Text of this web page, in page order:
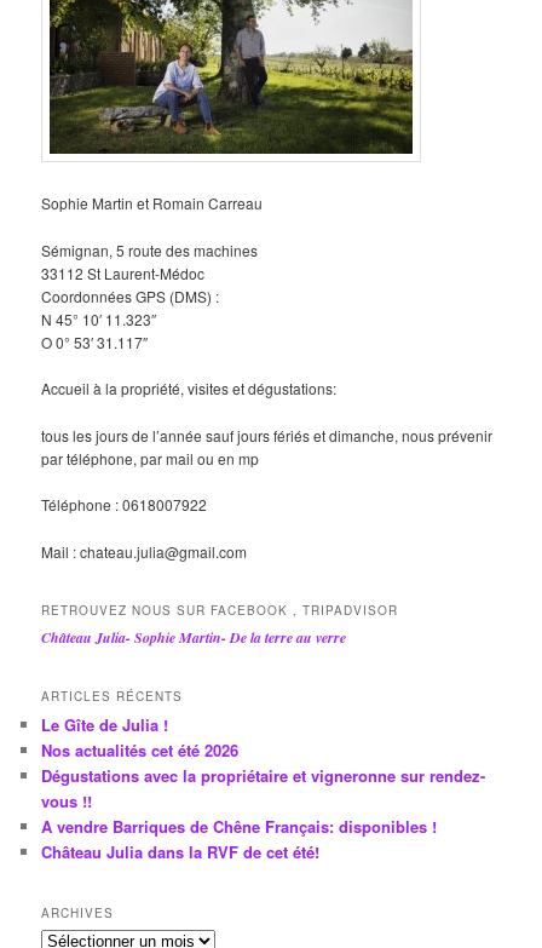
Sophie Martin et Romain Carreau
Sémignan, 5 route des machines
33112 St Laurent-Médoc
Coordonnées GPS (DMS) :
N 45° 10′ 11.323″
O 0° 53′ 31.117″
Accueil à la propriété, visites et dégustations:
tous les jours de l’année sauf jours fériés et dimanche, nous prévenir
par téléphone, par mail ou en mp
Téléphone : 0618007922
Mail : chateau.julia@gmail.com
RETROUVEZ NOUS SUR FACEBOOK , TRIPADVISOR
Château Julia- Sophie Martin- De la terre au verre
ARTICLES RÉCENTS
Le Gîte de Julia !
Nos actualités cet été 2026
Dégustations avec la propriétaire et vigneronne sur rendez-
vous !!
A vendre Barriques de Chêne Français: disponibles !
Château Julia dans la RVF de cet été!
ARCHIVES
A